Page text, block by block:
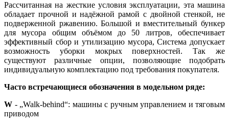
Рассчитанная на жесткие условия эксплуатации, эта машина
обладает прочной и надёжной рамой с двойной стенкой, не
подверженной ржавению. Большой и вместительный бункер
для мусора общим объёмом до 50 литров, обеспечивает
эффективный сбор и утилизацию мусора, Система допускает
возможность уборки мокрых поверхностей. Так же
существуют различные опции, позволяющие подобрать
индивидуальную комплектацию под требования покупателя.
Часто встречающиеся обозначения в модельном ряде:
W - „Walk-behind“: машины с ручным управлением и тяговым
приводом